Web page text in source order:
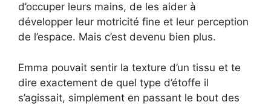
d’occuper leurs mains, de les aider à
développer leur motricité fine et leur perception
de l’espace. Mais c’est devenu bien plus.
Emma pouvait sentir la texture d’un tissu et te
dire exactement de quel type d’étoffe il
s’agissait, simplement en passant le bout des